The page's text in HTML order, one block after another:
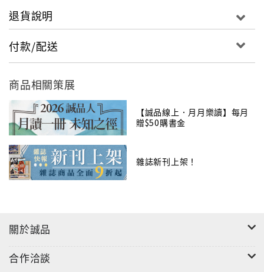
退貨說明
付款/配送
商品相關策展
【誠品線上．月月樂讀】每月
贈$50購書金
雜誌新刊上架！
關於誠品
合作洽談